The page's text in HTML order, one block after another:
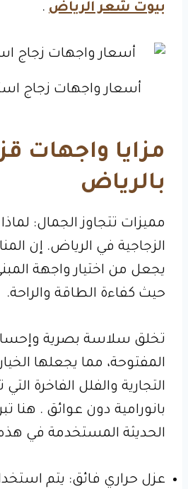
بيوت شعر الرياض .
أسعار واجهات زجاج
مزايا واجهات
بالرياض
مميزات تتجاوز الجمال:
الزجاجية في الرياض. إن
يجعل من اختيار واجهة
حيث كفاءة الطاقة والراحة.
تخلق سلاسة بصرية
المفتوحة، مما يجعلها
التجارية والفلل الفاخرة
بانورامية دون عوائق . هنا
الحديثة المستخدمة في
عزل حراري فائق: يتم